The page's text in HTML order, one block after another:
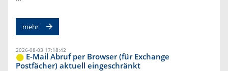
mehr
2026-08-03 17:18:42
E-Mail Abruf per Browser (für Exchange
Postfächer) aktuell eingeschränkt